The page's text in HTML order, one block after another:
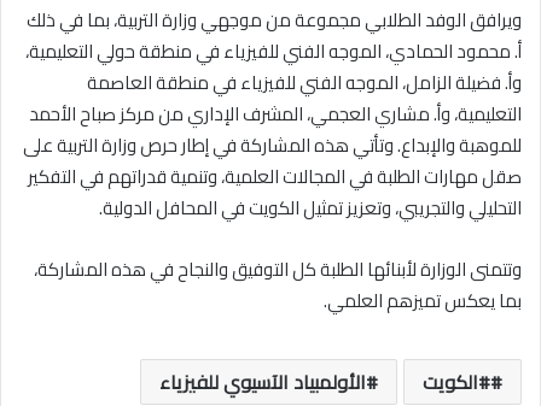
ويرافق الوفد الطلابي مجموعة من موجهي وزارة التربية، بما في ذلك
أ. محمود الحمادي، الموجه الفني للفيزياء في منطقة حولي التعليمية،
وأ. فضيلة الزامل، الموجه الفني للفيزياء في منطقة العاصمة
التعليمية، وأ. مشاري العجمي، المشرف الإداري من مركز صباح الأحمد
للموهبة والإبداع. وتأتي هذه المشاركة في إطار حرص وزارة التربية على
صقل مهارات الطلبة في المجالات العلمية، وتنمية قدراتهم في التفكير
التحليلي والتجريبي، وتعزيز تمثيل الكويت في المحافل الدولية.
وتتمنى الوزارة لأبنائها الطلبة كل التوفيق والنجاح في هذه المشاركة،
بما يعكس تميزهم العلمي.
#الكويت
الأولمبياد الآسيوي للفيزياء